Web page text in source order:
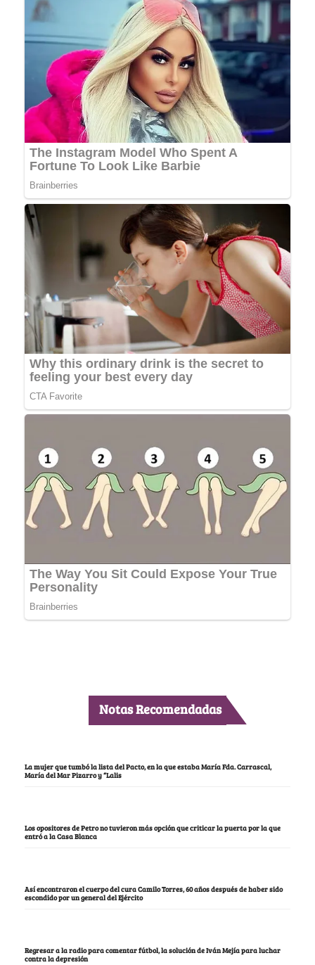
Notas Recomendadas
La mujer que tumbó la lista del Pacto, en la que estaba María Fda. Carrascal,
María del Mar Pizarro y “Lalis
Los opositores de Petro no tuvieron más opción que criticar la puerta por la que
entró a la Casa Blanca
Así encontraron el cuerpo del cura Camilo Torres, 60 años después de haber sido
escondido por un general del Ejército
Regresar a la radio para comentar fútbol, la solución de Iván Mejía para luchar
contra la depresión